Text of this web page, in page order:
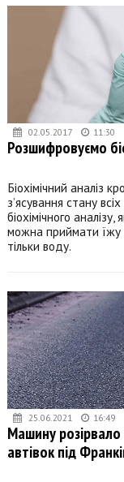
02.05.2017 11:30
Розшифровуємо
Біохімічний аналіз
з’ясування стану
біохімічного
можна приймати їжу
тільки воду.
25.06.2021 16:49
Машину розірвало
автівок під